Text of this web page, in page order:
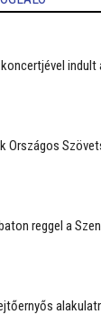
indult
Országos
reggel a